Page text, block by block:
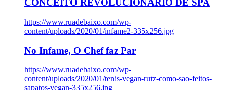
CONCEITO REVOLUCIONÁRIO DE SPA
https://www.ruadebaixo.com/wp-
content/uploads/2020/01/infame2-335x256.jpg
No Infame, O Chef faz Par
https://www.ruadebaixo.com/wp-
content/uploads/2020/01/tenis-vegan-rutz-como-sao-feitos-
sapatos-vegan-335x256.jpg